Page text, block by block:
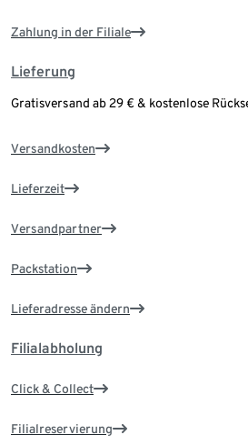
Zahlung in der Filiale
Lieferung
Gratisversand ab 29 € & kostenlose
Versandkosten
Lieferzeit
Versandpartner
Packstation
Lieferadresse ändern
Filialabholung
Click & Collect
Filialreservierung